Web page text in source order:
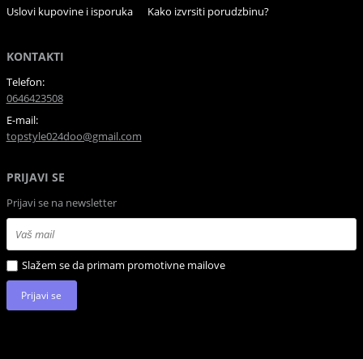
Uslovi kupovine i isporuka
Kako izvrsiti porudzbinu?
KONTAKTI
Telefon:
0646423508
E-mail:
topstyle024doo@gmail.com
PRIJAVI SE
Prijavi se na newsletter
Slažem se da primam promotivne mailove
Prijavi se